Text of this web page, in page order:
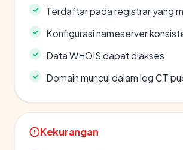
Terdaftar pada registrar yang
Konfigurasi nameserver
Data WHOIS dapat diakses
Domain muncul dalam log CT
Kekurangan